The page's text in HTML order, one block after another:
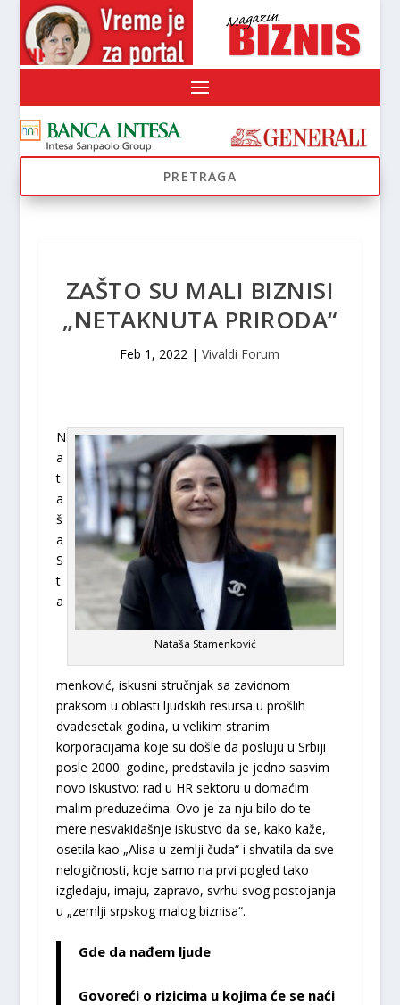
ZAŠTO SU MALI BIZNISI
„NETAKNUTA PRIRODA“
Feb 1, 2022 |Vivaldi Forum
Nataša Stamenković
N
a
t
a
š
a
S
t
a
menković, iskusni stručnjak sa zavidnom
praksom u oblasti ljudskih resursa u prošlih
dvadesetak godina, u velikim stranim
korporacijama koje su došle da posluju u Srbiji
posle 2000. godine, predstavila je jedno sasvim
novo iskustvo: rad u HR sektoru u domaćim
malim preduzećima. Ovo je za nju bilo do te
mere nesvakidašnje iskustvo da se, kako kaže,
osetila kao „Alisa u zemlji čuda“ i shvatila da sve
nelogičnosti, koje samo na prvi pogled tako
izgledaju, imaju, zapravo, svrhu svog postojanja
u „zemlji srpskog malog biznisa“.
Gde da nađem ljude
Govoreći o rizicima u kojima će se naći